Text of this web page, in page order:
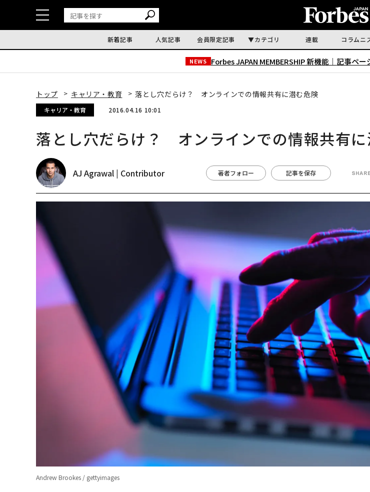
新着記事 人気記事 会員限定記事 カテゴリ 連載 コラムニ
NEWS Forbes JAPAN MEMBERSHIP 新機能｜ 記事ペー
トップ キャリア・教育 落とし穴だらけ？ オンラインでの情報共有に潜む危険
キャリア・教育 2016.04.16 10:01
落とし穴だらけ？ オンラインでの情報共有に
AJ Agrawal | Contributor 著者フォロー 記事を保存
Andrew Brookes / gettyimages